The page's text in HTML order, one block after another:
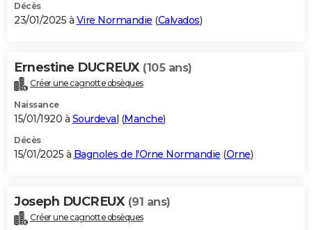
Décès
23/01/2025 à Vire Normandie (Calvados)
Ernestine DUCREUX (105 ans)
Créer une cagnotte obsèques
Naissance
15/01/1920 à Sourdeval (Manche)
Décès
15/01/2025 à Bagnoles de l'Orne Normandie (Orne)
Joseph DUCREUX (91 ans)
Créer une cagnotte obsèques